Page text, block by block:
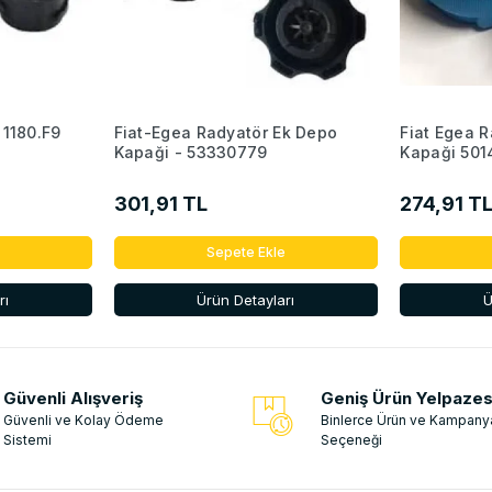
Fiat-Egea Radyatör Ek Depo
Kapaği - 53330779
301,91 TL
Sepete Ekle
Ürün Detayları
Fiat Egea
Kapaği
274,91
Güvenli Alışveriş
Güvenli ve Kolay Ödeme
Sistemi
Geniş Ürün
Binlerce Ürün ve
Seçeneği